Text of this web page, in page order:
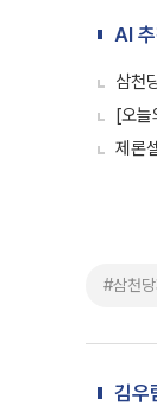
AI
삼천
[오늘
제론
#삼천
김우